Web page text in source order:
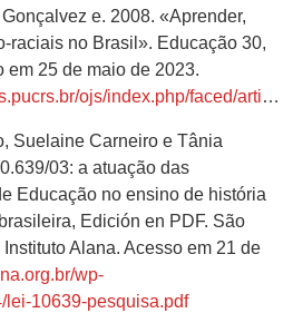
e. 2008. «Aprender,
raciais no Brasil». Educação 30,
em 25 de maio de 2023.
ojs/index.php/faced/article/view/2745
Suelaine Carneiro e Tânia
03: a atuação das
Educação no ensino de história
Edición en PDF. São
Alana. Acesso em 21 de
wp-
lei-10639-pesquisa.pdf